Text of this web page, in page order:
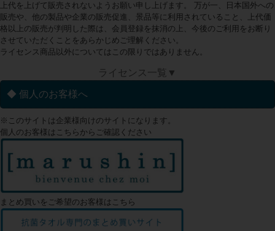
上代を上げて販売されないようお願い申し上げます。 万が一、日本国外への
販売や、他の製品や企業の販売促進、景品等に利用されていること、上代価
格以上の販売が判明した際は、会員登録を抹消の上、今後のご利用をお断り
させていただくことをあらかじめご理解ください。
ライセンス商品以外についてはこの限りではありません。
ライセンス一覧▼
◆ 個人のお客様へ
※このサイトは企業様向けのサイトになります。
個人のお客様はこちらからご確認ください
まとめ買いをご希望のお客様はこちら